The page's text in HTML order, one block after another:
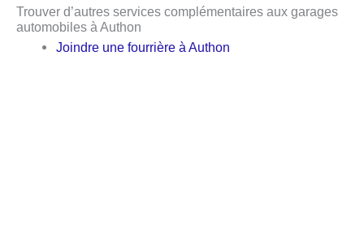
Trouver d’autres services complémentaires aux garages
automobiles à Authon
Joindre une fourrière à Authon